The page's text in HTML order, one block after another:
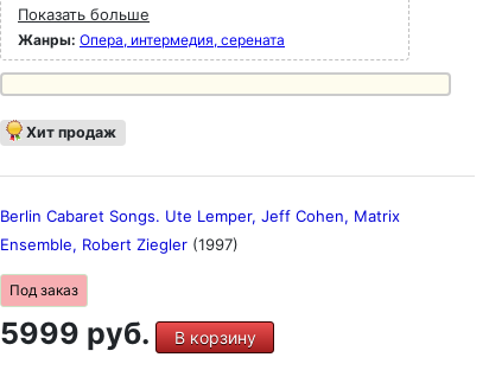
Показать больше
Жанры: Опера, интермедия, серената
Хит продаж
Berlin Cabaret Songs. Ute Lemper, Jeff Cohen, Matrix
Ensemble, Robert Ziegler (1997)
Под заказ
5999 руб. В корзину